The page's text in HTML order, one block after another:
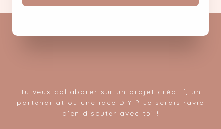
Tu veux collaborer sur un projet créatif, un
partenariat ou une idée DIY ? Je serais ravie
d’en discuter avec toi !